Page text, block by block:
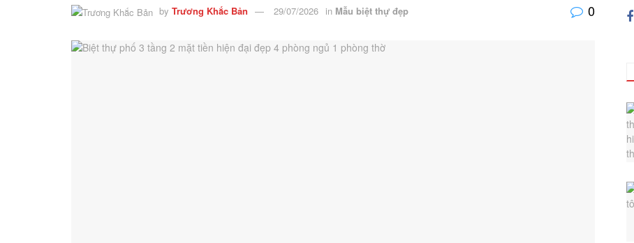
by Trương Khắc Bản 29/07/2026 in Mẫu biệt thự đẹp 0